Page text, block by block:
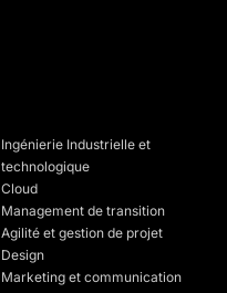
Ingénierie Industrielle et
technologique
Cloud
Management de transition
Agilité et gestion de projet
Design
Marketing et communication